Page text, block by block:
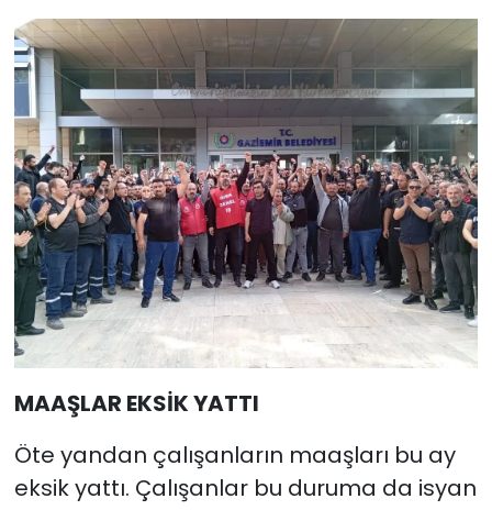
MAAŞLAR EKSİK YATTI
Öte yandan çalışanların maaşları bu ay
eksik yattı. Çalışanlar bu duruma da isyan